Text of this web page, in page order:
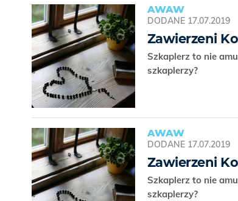
AWAW
DODANE 17.07.2019
Zawierzeni
Szkaplerz to nie
szkaplerzy?
AWAW
DODANE 17.07.2019
Zawierzeni
Szkaplerz to nie
szkaplerzy?